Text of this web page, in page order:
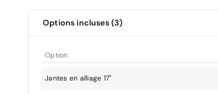
Options incluses (3)
Option
Jantes en alliage 17"